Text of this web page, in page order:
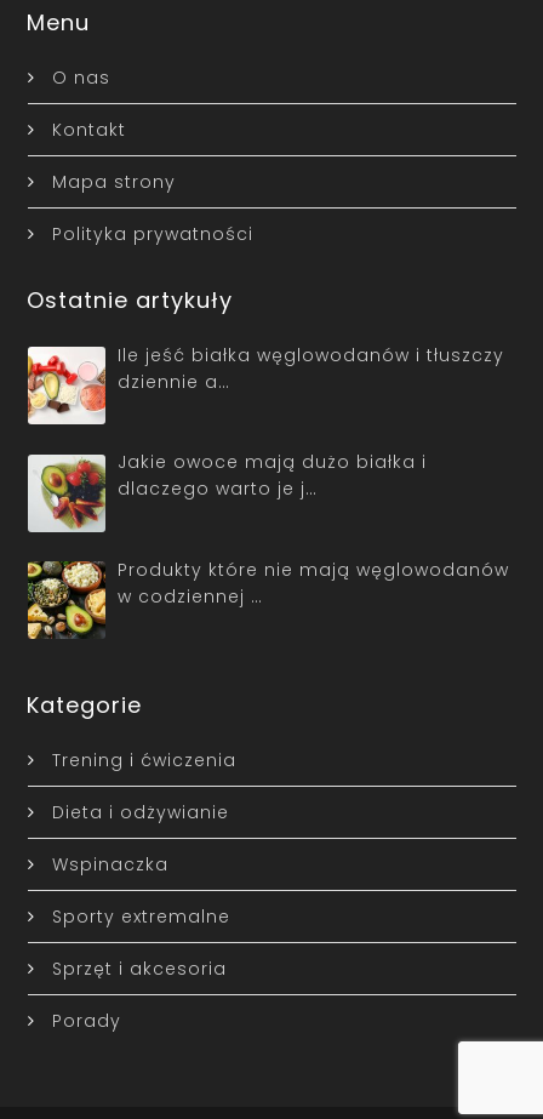
Menu
O nas
Kontakt
Mapa strony
Polityka prywatności
Ostatnie artykuły
Ile jeść białka węglowodanów i tłuszczy
dziennie a…
Jakie owoce mają dużo białka i
dlaczego warto je j…
Produkty które nie mają węglowodanów
w codziennej …
Kategorie
Trening i ćwiczenia
Dieta i odżywianie
Wspinaczka
Sporty extremalne
Sprzęt i akcesoria
Porady